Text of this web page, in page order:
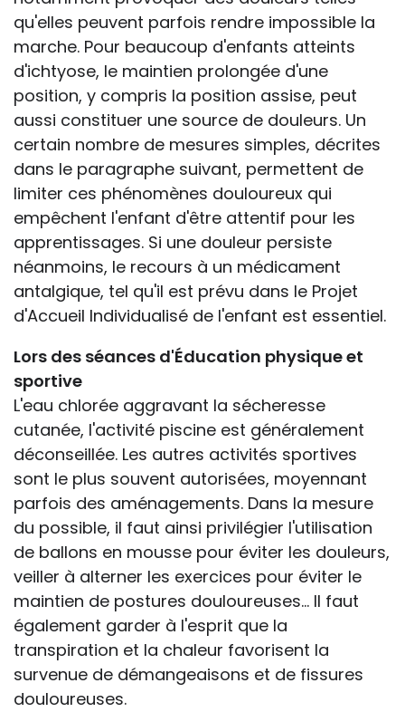
qu'elles peuvent parfois rendre impossible la
marche. Pour beaucoup d'enfants atteints
d'ichtyose, le maintien prolongée d'une
position, y compris la position assise, peut
aussi constituer une source de douleurs. Un
certain nombre de mesures simples, décrites
dans le paragraphe suivant, permettent de
limiter ces phénomènes douloureux qui
empêchent l'enfant d'être attentif pour les
apprentissages. Si une douleur persiste
néanmoins, le recours à un médicament
antalgique, tel qu'il est prévu dans le Projet
d'Accueil Individualisé de l'enfant est essentiel.
Lors des séances d'Éducation physique et
sportive
L'eau chlorée aggravant la sécheresse
cutanée, l'activité piscine est généralement
déconseillée. Les autres activités sportives
sont le plus souvent autorisées, moyennant
parfois des aménagements. Dans la mesure
du possible, il faut ainsi privilégier l'utilisation
de ballons en mousse pour éviter les douleurs,
veiller à alterner les exercices pour éviter le
maintien de postures douloureuses... Il faut
également garder à l'esprit que la
transpiration et la chaleur favorisent la
survenue de démangeaisons et de fissures
douloureuses.